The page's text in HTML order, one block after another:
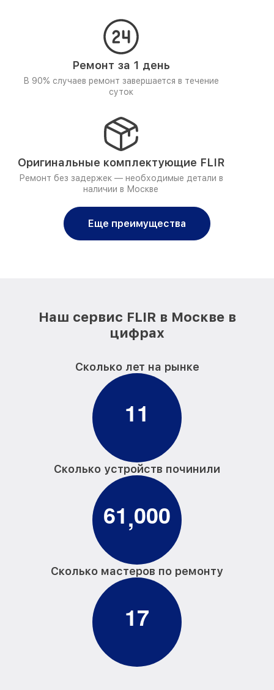
Ремонт за 1 день
В 90% случаев ремонт завершается в течение
суток
Оригинальные комплектующие FLIR
Ремонт без задержек — необходимые детали в
наличии в Москве
Еще преимущества
Наш сервис FLIR в Москве в
цифрах
Сколько лет на рынке
11
Сколько устройств починили
61,000
Сколько мастеров по ремонту
17